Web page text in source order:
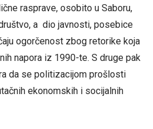
rasprave, osobito u Saboru,
a dio javnosti, posebice
ogorčenost zbog retorike koja
napora iz 1990-te. S druge pak
da se politizacijom prošlosti
ekonomskih i socijalnih